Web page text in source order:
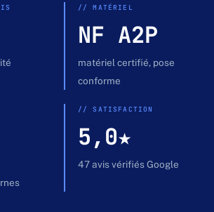
// MATÉRIEL
NF A2P
matériel certifié, pose
conforme
// SATISFACTION
5,0★
47 avis vérifiés Google